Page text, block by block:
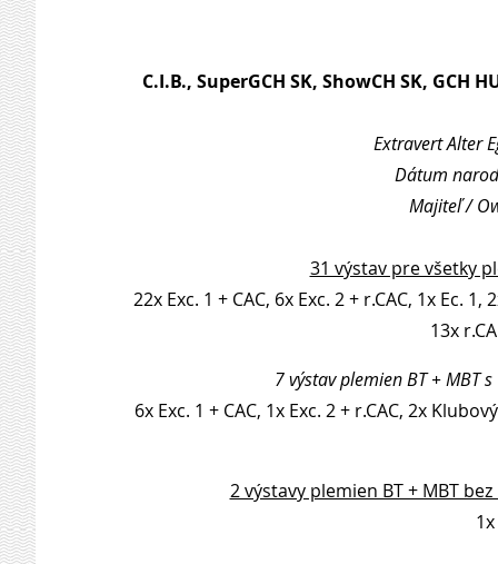
C.I.B., SuperGCH SK, ShowCH SK, GCH
Extravert Alter
Dátum
Majiteľ /
31 výstav pre všetky
22x Exc. 1 + CAC, 6x Exc. 2 + r.CAC, 1x Ec.
13x
7 výstav plemien BT + MBT
6x Exc. 1 + CAC, 1x Exc. 2 + r.CAC, 2x
2 výstavy plemien BT + MBT